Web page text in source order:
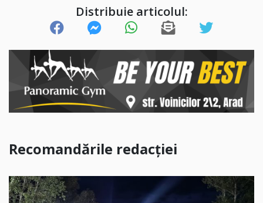
Distribuie articolul:
Recomandările redacției